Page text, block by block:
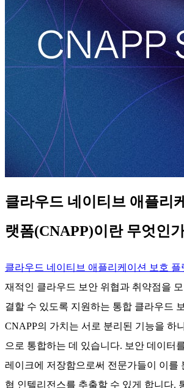
클라우드 네이티브 애플리
랫폼(CNAPP)이란 무엇인
클라우드 네이티브 애플리케이션 보호 플
재적인 클라우드 보안 위협과 취약점을
결할 수 있도록 지원하는 통합 클라우드
CNAPP의 가치는 서로 분리된 기능을 하
으로 통합하는 데 있습니다. 보안 데이터
레이크에 저장함으로써 전문가들이 이를
협 인텔리전스를 추출할 수 있게 합니다.